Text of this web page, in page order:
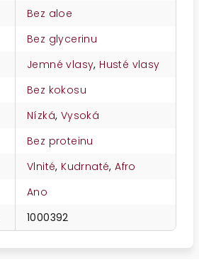
Bez aloe
Bez glycerinu
Jemné vlasy, Husté vlasy
Bez kokosu
Nízká, Vysoká
Bez proteinu
Vlnité, Kudrnaté,Afro
Ano
1000392